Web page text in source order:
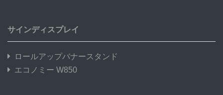
サインディスプレイ
ロールアップバナースタンド
エコノミー W850